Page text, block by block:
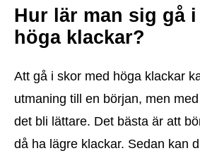
Hur lär man sig gå i
höga klackar?
Att gå i skor med höga klackar
utmaning till en början, men
det bli lättare. Det bästa är att
då ha lägre klackar. Sedan kan